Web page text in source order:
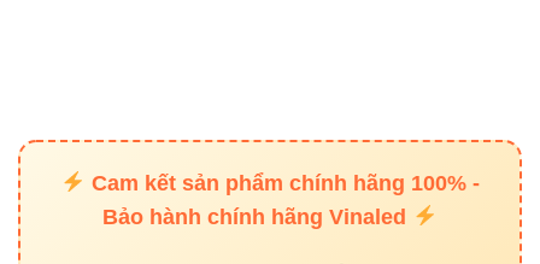
Địa chỉ:37C Street No. 1, Long Trường Ward, Thủ Đức
City, TP.HCMCam kết sản phẩm chính hãng 100% -
Bảo hành chính hãng Vinaled